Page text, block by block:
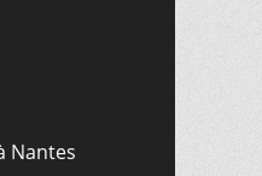
Nantes